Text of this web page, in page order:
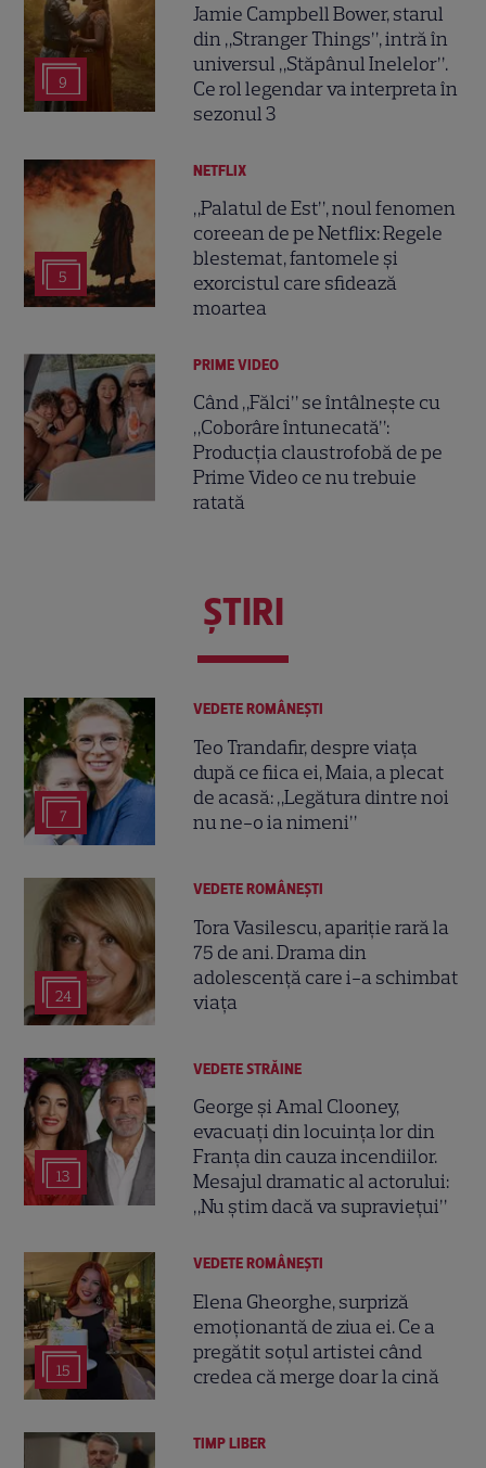
9
Jamie Campbell Bower, starul
din „Stranger Things”, intră în
universul „Stăpânul Inelelor”.
Ce rol legendar va interpreta în
sezonul 3
5
NETFLIX
„Palatul de Est”, noul fenomen
coreean de pe Netflix: Regele
blestemat, fantomele și
exorcistul care sfidează
moartea
PRIME VIDEO
Când „Fălci” se întâlnește cu
„Coborâre întunecată”:
Producția claustrofobă de pe
Prime Video ce nu trebuie
ratată
ŞTIRI
7
VEDETE ROMÂNEŞTI
Teo Trandafir, despre viața
după ce fiica ei, Maia, a plecat
de acasă: „Legătura dintre noi
nu ne-o ia nimeni”
24
VEDETE ROMÂNEŞTI
Tora Vasilescu, apariție rară la
75 de ani. Drama din
adolescență care i-a schimbat
viața
13
VEDETE STRĂINE
George și Amal Clooney,
evacuați din locuința lor din
Franța din cauza incendiilor.
Mesajul dramatic al actorului:
„Nu știm dacă va supraviețui”
15
VEDETE ROMÂNEŞTI
Elena Gheorghe, surpriză
emoționantă de ziua ei. Ce a
pregătit soțul artistei când
credea că merge doar la cină
TIMP LIBER